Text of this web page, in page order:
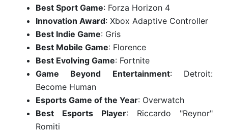
Best Sport Game: Forza Horizon 4
Innovation Award: Xbox Adaptive Controller
Best Indie Game: Gris
Best Mobile Game: Florence
Best Evolving Game: Fortnite
Game Beyond Entertainment: Detroit:
Become Human
Esports Game of the Year: Overwatch
Best Esports Player: Riccardo "Reynor"
Romiti